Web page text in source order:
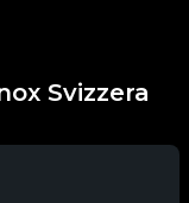
Svizzera